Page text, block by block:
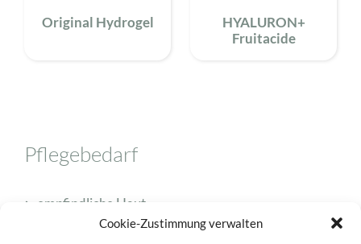
Cookie-Zustimmung verwalten
Original Hydrogel
HYALURON+
Fruitacide
Pflegebedarf
empfindliche Haut
fettige Haut